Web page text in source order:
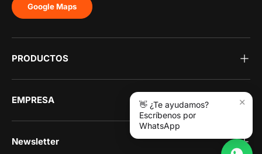
Google Maps
PRODUCTOS
EMPRESA
Newsletter
×
👋 ¿Te ayudamos?
Escríbenos por
WhatsApp